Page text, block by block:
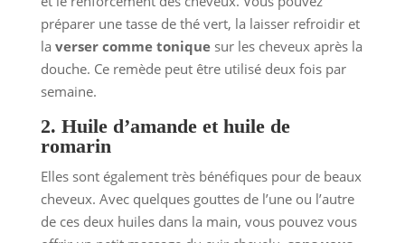
préparer une tasse de thé vert, la laisser refroidir et
la verser comme tonique sur les cheveux après la
douche. Ce remède peut être utilisé deux fois par
semaine.
2. Huile d’amande et huile de
romarin
Elles sont également très bénéfiques pour de beaux
cheveux. Avec quelques gouttes de l’une ou l’autre
de ces deux huiles dans la main, vous pouvez vous